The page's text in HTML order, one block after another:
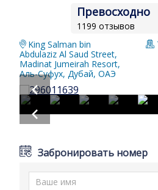
Превосходно
1199 отзывов
King Salman bin
Abdulaziz Al Saud Street,
Madinat Jumeirah Resort,
Аль-Суфух, Дубай, ОАЭ
Забронировать номер